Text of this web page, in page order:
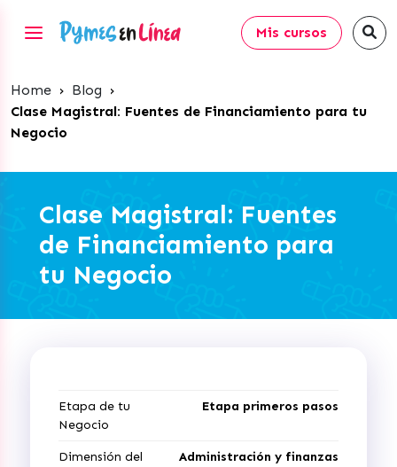
Mis cursos
Home › Blog ›
Clase Magistral: Fuentes de Financiamiento para tu
Negocio
Clase Magistral: Fuentes
de Financiamiento para
tu Negocio
Etapa de tu
Negocio
Etapa primeros pasos
Dimensión del
Administración y finanzas